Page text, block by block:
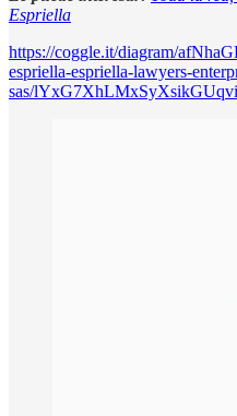
Espriella
https://coggle.it/diagram/
espriella-espriella-lawyers-
sas/